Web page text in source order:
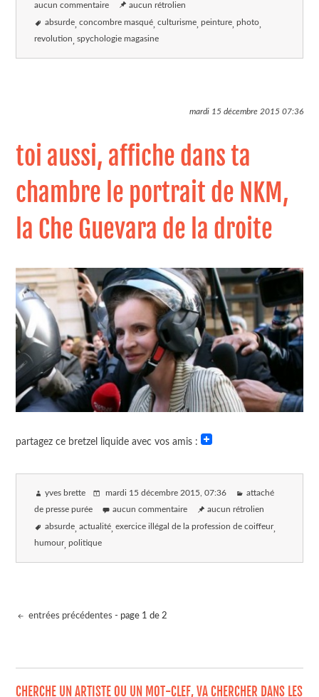
aucun commentaire aucun rétrolien
absurde concombre masqué culturisme peinture photo
revolution spychologie magasine
mardi 15 décembre 201507:36
toi aussi, affiche dans ta
chambre le portrait de NKM,
la Che Guevara de la droite
partagez ce bretzel liquide avec vos amis :
yves brette mardi 15 décembre 2015 , 07:36 attaché
de presse purée aucun commentaire aucun rétrolien
absurde actualité exercice illégal de la profession de coiffeur
humour politique
entrées précédentes - page 1 de 2
CHERCHE UN ARTISTE OU UN MOT-CLEF, VA CHERCHER DANS LES